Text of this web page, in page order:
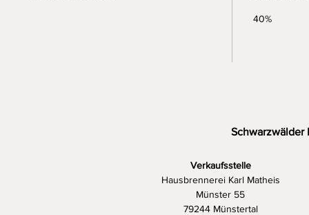
40%
Schwarzwälder
Verkaufsstelle
Hausbrennerei Karl Matheis
Münster 55
79244 Münstertal